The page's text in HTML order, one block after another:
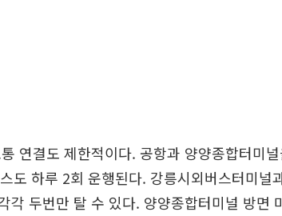
연결도 제한적이다. 공항과 양양종합터미
도 하루 2회 운행된다. 강릉시외버스터미널
각 두번만 탈 수 있다. 양양종합터미널 방면